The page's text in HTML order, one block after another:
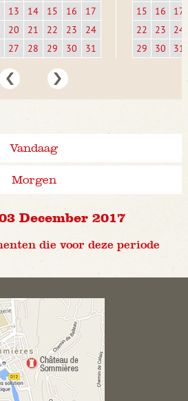
13 14 15 16
17
20 21 22 23
24
27 28 29 30 31
15
16
17
22
23
24
29
30 31
Vandaag
Morgen
December 2017
die voor deze periode